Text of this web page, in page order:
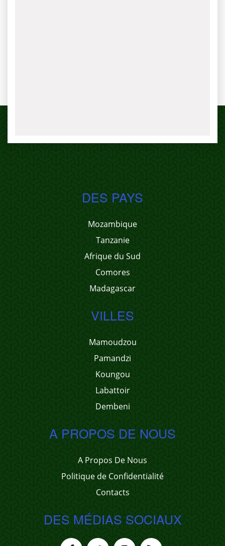
DES PAYS
Mozambique
Tanzanie
Afrique du Sud
Comores
Madagascar
VILLES
Mamoudzou
Pamandzi
Koungou
Labattoir
Dembeni
A PROPOS DE NOUS
A Propos De Nous
Politique de Confidentialité
Contacts
DES MÉDIAS SOCIAUX